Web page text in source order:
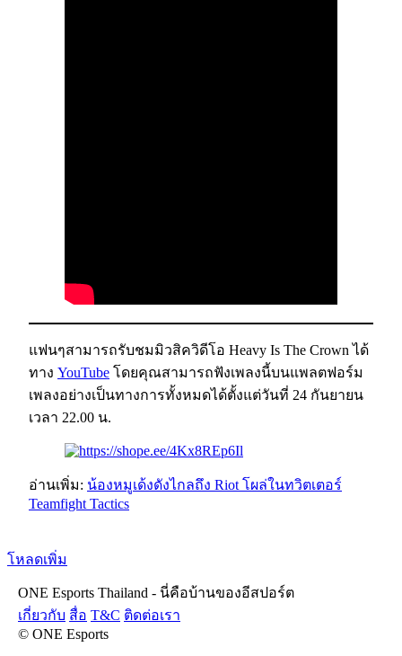
แฟนๆสามารถรับชมมิวสิควิดีโอ Heavy Is The Crown ได้
ทาง YouTube โดยคุณสามารถฟังเพลงนี้บนแพลตฟอร์ม
เพลงอย่างเป็นทางการทั้งหมดได้ตั้งแต่วันที่ 24 กันยายน
เวลา 22.00 น.
อ่านเพิ่ม: น้องหมูเด้งดังไกลถึง Riot โผล่ในทวิตเตอร์
Teamfight Tactics
โหลดเพิ่ม
ONE Esports Thailand - นี่คือบ้านของอีสปอร์ต
เกี่ยวกับ สื่อ T&C ติดต่อเรา
© ONE Esports